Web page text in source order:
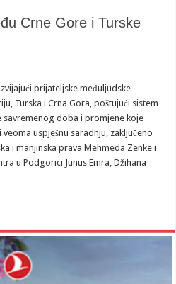
Crne Gore i Turske
prijateljske međuljudske
Turska i Crna Gora, poštujući sistem
savremenog doba i promjene koje
uspješnu saradnju, zaključeno
i manjinska prava Mehmeda Zenke i
u Podgorici Junus Emra, Džihana